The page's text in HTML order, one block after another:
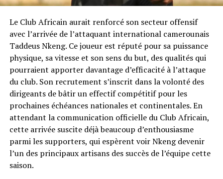
Le Club Africain aurait renforcé son secteur offensif
avec l’arrivée de l’attaquant international camerounais
Taddeus Nkeng. Ce joueur est réputé pour sa puissance
physique, sa vitesse et son sens du but, des qualités qui
pourraient apporter davantage d’efficacité à l’attaque
du club. Son recrutement s’inscrit dans la volonté des
dirigeants de bâtir un effectif compétitif pour les
prochaines échéances nationales et continentales. En
attendant la communication officielle du Club Africain,
cette arrivée suscite déjà beaucoup d’enthousiasme
parmi les supporters, qui espèrent voir Nkeng devenir
l’un des principaux artisans des succès de l’équipe cette
saison.